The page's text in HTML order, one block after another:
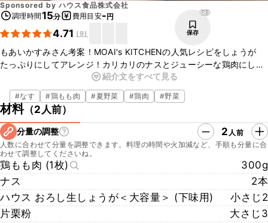
Sponsored by ハウス食品株式会社
調理時間15分 費用目安-円
4.71 (9)
688
保存
もあいかすみさん考案！MOAI's KITCHENの人気レシピをしょうが
たっぷりにしてアレンジ！カリカリのナスとジューシーな鶏肉にしょ
うがが効いた甘酢だれが絶妙にマッチします。フライパン1つで簡単
に作れるのでぜひお試しくださいね！
紹介文をすべて見る
#なす #鶏もも肉 #夏野菜 #鶏肉 #野菜
材料（2人前）
分量の調整 2 人前
人数に合わせて分量を調整できます。料理の時間や火加減など、手順も分量に合
わせて調整してくださいね。
鶏もも肉 (1枚)
300g
ナス
2本
ハウス おろし生しょうが＜大容量＞ (下味用)
小さじ2
片栗粉
大さじ3